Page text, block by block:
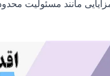
مانند مسئولیت